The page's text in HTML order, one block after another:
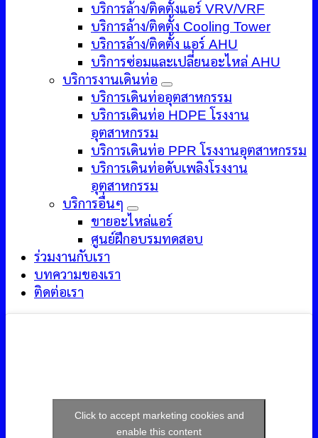
บริการล้าง/ติดตั้งแอร์ VRV/VRF
บริการล้าง/ติดตั้ง Cooling Tower
บริการล้าง/ติดตั้ง แอร์ AHU
บริการซ่อมและเปลี่ยนอะไหล่ AHU
บริการงานเดินท่อ
บริการเดินท่ออุตสาหกรรม
บริการเดินท่อ HDPE โรงงาน
อุตสาหกรรม
บริการเดินท่อ PPR โรงงานอุตสาหกรรม
บริการเดินท่อดับเพลิงโรงงาน
อุตสาหกรรม
บริการอื่นๆ
ขายอะไหล่แอร์
ศูนย์ฝึกอบรมทดสอบ
ร่วมงานกับเรา
บทความของเรา
ติดต่อเรา
Click to accept marketing cookies and
enable this content